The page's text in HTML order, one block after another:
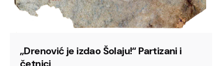
„Drenović je izdao Šolaju!“ Partizani i